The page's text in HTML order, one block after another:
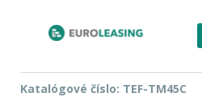
Katalógové číslo: TEF-TM45C